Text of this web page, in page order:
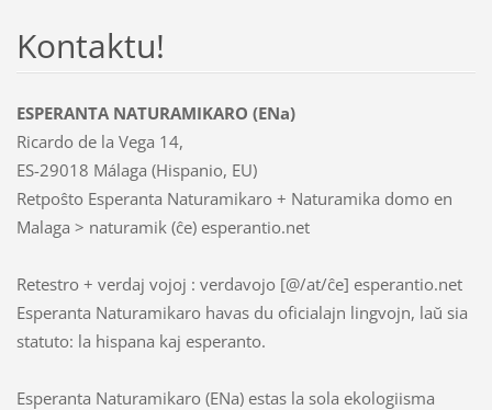
Kontaktu!
ESPERANTA NATURAMIKARO (ENa)
Ricardo de la Vega 14,
ES-29018 Málaga (Hispanio, EU)
Retpoŝto Esperanta Naturamikaro + Naturamika domo en
Malaga > naturamik (ĉe) esperantio.net
Retestro + verdaj vojoj : verdavojo [@/at/ĉe] esperantio.net
Esperanta Naturamikaro havas du oficialajn lingvojn, laŭ sia
statuto: la hispana kaj esperanto.
Esperanta Naturamikaro (ENa) estas la sola ekologiisma